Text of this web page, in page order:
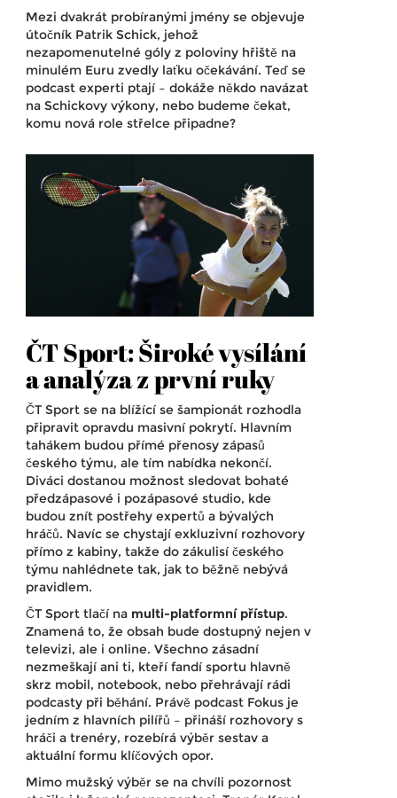
Mezi dvakrát probíranými jmény se objevuje
útočník Patrik Schick, jehož
nezapomenutelné góly z poloviny hřiště na
minulém Euru zvedly laťku očekávání. Teď se
podcast experti ptají – dokáže někdo navázat
na Schickovy výkony, nebo budeme čekat,
komu nová role střelce připadne?
ČT Sport: Široké vysílání
a analýza z první ruky
ČT Sport se na blížící se šampionát rozhodla
připravit opravdu masivní pokrytí. Hlavním
tahákem budou přímé přenosy zápasů
českého týmu, ale tím nabídka nekončí.
Diváci dostanou možnost sledovat bohaté
předzápasové i pozápasové studio, kde
budou znít postřehy expertů a bývalých
hráčů. Navíc se chystají exkluzivní rozhovory
přímo z kabiny, takže do zákulisí českého
týmu nahlédnete tak, jak to běžně nebývá
pravidlem.
ČT Sport tlačí na multi-platformní přístup.
Znamená to, že obsah bude dostupný nejen v
televizi, ale i online. Všechno zásadní
nezmeškají ani ti, kteří fandí sportu hlavně
skrz mobil, notebook, nebo přehrávají rádi
podcasty při běhání. Právě podcast Fokus je
jedním z hlavních pilířů – přináší rozhovory s
hráči a trenéry, rozebírá výběr sestav a
aktuální formu klíčových opor.
Mimo mužský výběr se na chvíli pozornost